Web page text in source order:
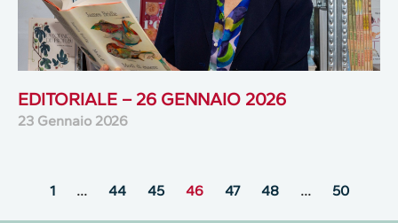
EDITORIALE – 26 GENNAIO 2026
23 Gennaio 2026
1 … 44 45 46 47 48 … 50